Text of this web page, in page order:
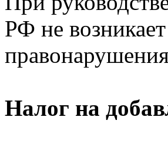
РФ не
Налог на